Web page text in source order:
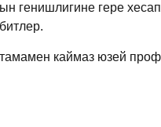
генишлигине гере
каймаз юзей